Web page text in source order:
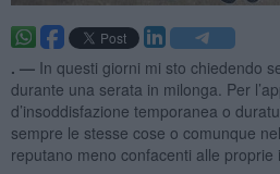
. — In questi giorni mi sto chiedendo
durante una serata in milonga. Per
d’insoddisfazione temporanea o
sempre le stesse cose o comunque
reputano meno confacenti alle proprie